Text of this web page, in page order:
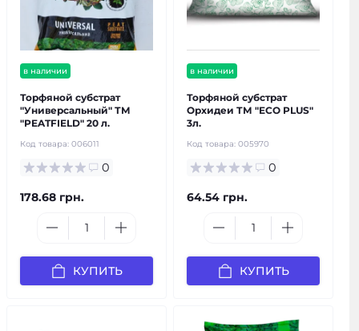
в наличии
Торфяной субстрат
"Универсальный" ТМ
"PEATFIELD" 20 л.
Код товара: 006011
0
178.68 грн.
КУПИТЬ
в наличии
Торфяной субстрат
Орхидеи ТМ "ECO PLUS"
3л.
Код товара: 005970
0
64.54 грн.
КУПИТЬ